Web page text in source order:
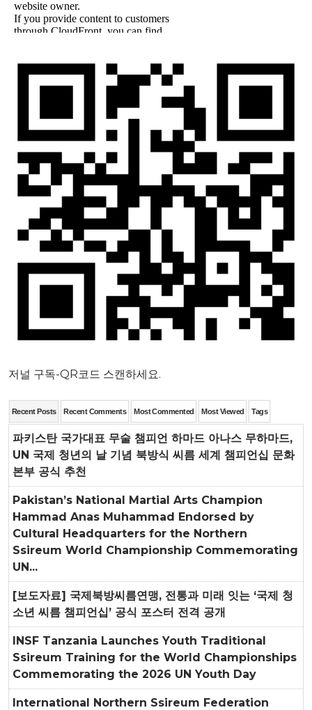
저널 구독-QR코드 스캔하세요.
Recent Posts Recent Comments Most Commented Most Viewed Tags
파키스탄 국가대표 무술 챔피언 하마드 아나스 무하마드,
UN 국제 청년의 날 기념 북방식 씨름 세계 챔피언십 문화
본부 공식 추천
Pakistan’s National Martial Arts Champion
Hammad Anas Muhammad Endorsed by
Cultural Headquarters for the Northern
Ssireum World Championship Commemorating
UN...
[보도자료] 국제북방씨름연맹, 전통과 미래 잇는 ‘국제 청
소년 씨름 챔피언십’ 공식 포스터 전격 공개
INSF Tanzania Launches Youth Traditional
Ssireum Training for the World Championships
Commemorating the 2026 UN Youth Day
International Northern Ssireum Federation